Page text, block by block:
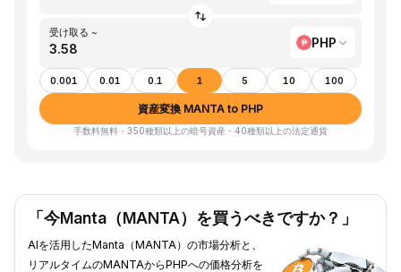
受け取る ~
PHP
0.001 0.01 0.1 1 5 10 100
資産変換 MANTA to PHP
手数料無料・350種類以上の暗号資産・40種類以上の法定通貨
「今Manta（MANTA）を買うべきですか？」
AIを活用したManta（MANTA）の市場分析と、
リアルタイムのMANTAからPHPへの価格分析を